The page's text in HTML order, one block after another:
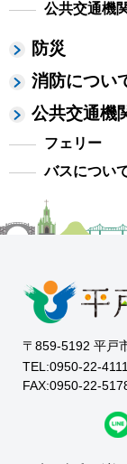
公共交通機
防災
消防につい
公共交通機
フェリー
バスについ
〒859-5192 平戸
TEL:0950-22-
FAX:0950-22-